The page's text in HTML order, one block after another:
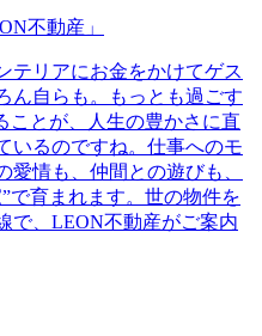
不動産」
テリアにお金をかけてゲス
ん自らも。もっとも過ごす
ことが、人生の豊かさに直
いるのですね。仕事へのモ
情も、仲間との遊びも、
で育まれます。世の物件を
で、LEON不動産がご案内